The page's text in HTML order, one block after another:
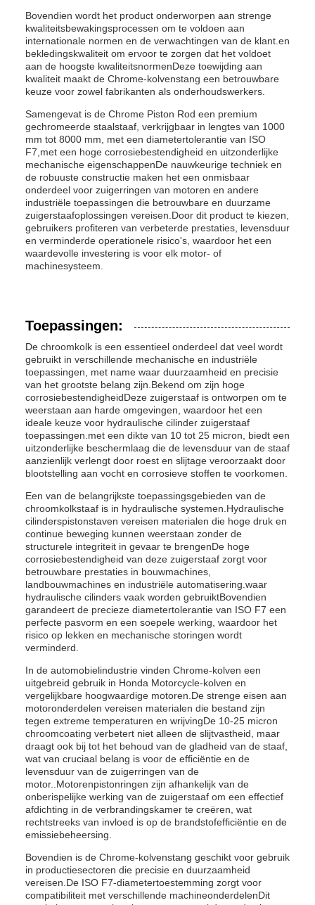
Bovendien wordt het product onderworpen aan strenge
kwaliteitsbewakingsprocessen om te voldoen aan
internationale normen en de verwachtingen van de klant.en
bekledingskwaliteit om ervoor te zorgen dat het voldoet
aan de hoogste kwaliteitsnormenDeze toewijding aan
kwaliteit maakt de Chrome-kolvenstang een betrouwbare
keuze voor zowel fabrikanten als onderhoudswerkers.
Samengevat is de Chrome Piston Rod een premium
gechromeerde staalstaaf, verkrijgbaar in lengtes van 1000
mm tot 8000 mm, met een diametertolerantie van ISO
F7,met een hoge corrosiebestendigheid en uitzonderlijke
mechanische eigenschappenDe nauwkeurige techniek en
de robuuste constructie maken het een onmisbaar
onderdeel voor zuigerringen van motoren en andere
industriële toepassingen die betrouwbare en duurzame
zuigerstaafoplossingen vereisen.Door dit product te kiezen,
gebruikers profiteren van verbeterde prestaties, levensduur
en verminderde operationele risico's, waardoor het een
waardevolle investering is voor elk motor- of
machinesysteem.
Toepassingen:
De chroomkolk is een essentieel onderdeel dat veel wordt
gebruikt in verschillende mechanische en industriële
toepassingen, met name waar duurzaamheid en precisie
van het grootste belang zijn.Bekend om zijn hoge
corrosiebestendigheidDeze zuigerstaaf is ontworpen om te
weerstaan aan harde omgevingen, waardoor het een
ideale keuze voor hydraulische cilinder zuigerstaaf
toepassingen.met een dikte van 10 tot 25 micron, biedt een
uitzonderlijke beschermlaag die de levensduur van de staaf
aanzienlijk verlengt door roest en slijtage veroorzaakt door
blootstelling aan vocht en corrosieve stoffen te voorkomen.
Een van de belangrijkste toepassingsgebieden van de
chroomkolkstaaf is in hydraulische systemen.Hydraulische
cilinderspistonstaven vereisen materialen die hoge druk en
continue beweging kunnen weerstaan zonder de
structurele integriteit in gevaar te brengenDe hoge
corrosiebestendigheid van deze zuigerstaaf zorgt voor
betrouwbare prestaties in bouwmachines,
landbouwmachines en industriële automatisering.waar
hydraulische cilinders vaak worden gebruiktBovendien
garandeert de precieze diametertolerantie van ISO F7 een
perfecte pasvorm en een soepele werking, waardoor het
risico op lekken en mechanische storingen wordt
verminderd.
In de automobielindustrie vinden Chrome-kolven een
uitgebreid gebruik in Honda Motorcycle-kolven en
vergelijkbare hoogwaardige motoren.De strenge eisen aan
motoronderdelen vereisen materialen die bestand zijn
tegen extreme temperaturen en wrijvingDe 10-25 micron
chroomcoating verbetert niet alleen de slijtvastheid, maar
draagt ook bij tot het behoud van de gladheid van de staaf,
wat van cruciaal belang is voor de efficiëntie en de
levensduur van de zuigerringen van de
motor..Motorenpistonringen zijn afhankelijk van de
onberispelijke werking van de zuigerstaaf om een effectief
afdichting in de verbrandingskamer te creëren, wat
rechtstreeks van invloed is op de brandstofefficiëntie en de
emissiebeheersing.
Bovendien is de Chrome-kolvenstang geschikt voor gebruik
in productiesectoren die precisie en duurzaamheid
vereisen.De ISO F7-diametertoestemming zorgt voor
compatibiliteit met verschillende machineonderdelenDit